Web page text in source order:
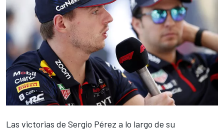
Las victorias de Sergio Pérez a lo largo de su